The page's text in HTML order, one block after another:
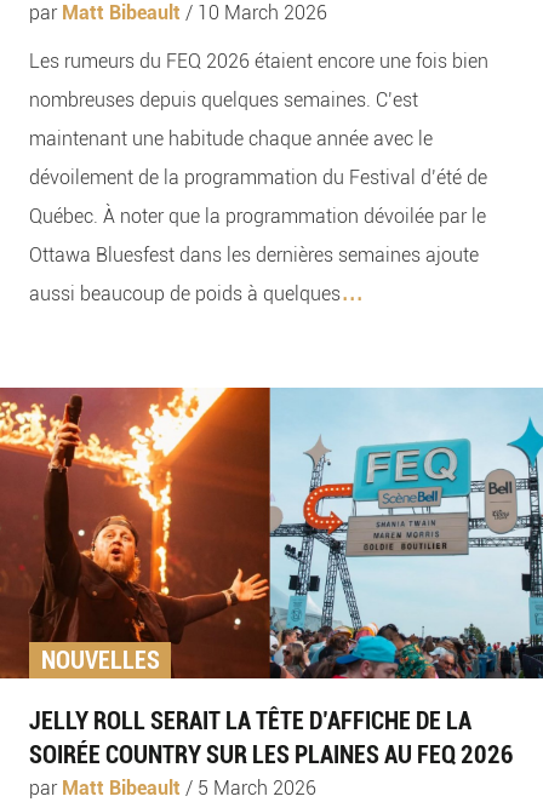
par Matt Bibeault / 10 March 2026
Les rumeurs du FEQ 2026 étaient encore une fois bien
nombreuses depuis quelques semaines. C’est
maintenant une habitude chaque année avec le
dévoilement de la programmation du Festival d’été de
Québec. À noter que la programmation dévoilée par le
Ottawa Bluesfest dans les dernières semaines ajoute
aussi beaucoup de poids à quelques...
NOUVELLES
JELLY ROLL SERAIT LA TÊTE D’AFFICHE DE LA
SOIRÉE COUNTRY SUR LES PLAINES AU FEQ 2026
par Matt Bibeault / 5 March 2026